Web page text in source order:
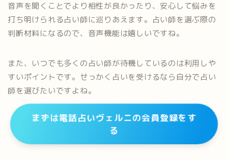
音声を聞くことでより相性が良かったり、安心して悩みを
打ち明けられる占い師に巡りあえます。占い師を選ぶ際の
判断材料になるので、音声機能は嬉しいですね。
また、いつでも多くの占い師が待機しているのは利用しや
すいポイントです。せっかく占いを受けるなら自分で占い
師を選びたいですよね。
まずは電話占いヴェルニの会員登録をす
る